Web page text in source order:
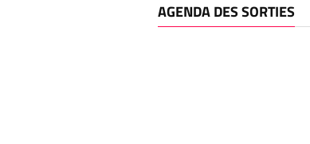
AGENDA DES SORTIES